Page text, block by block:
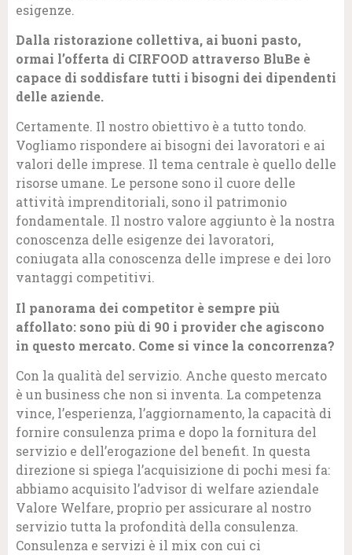
esigenze.
Dalla ristorazione collettiva, ai buoni pasto,
ormai l’offerta di CIRFOOD attraverso BluBe è
capace di soddisfare tutti i bisogni dei dipendenti
delle aziende.
Certamente. Il nostro obiettivo è a tutto tondo.
Vogliamo rispondere ai bisogni dei lavoratori e ai
valori delle imprese. Il tema centrale è quello delle
risorse umane. Le persone sono il cuore delle
attività imprenditoriali, sono il patrimonio
fondamentale. Il nostro valore aggiunto è la nostra
conoscenza delle esigenze dei lavoratori,
coniugata alla conoscenza delle imprese e dei loro
vantaggi competitivi.
Il panorama dei competitor è sempre più
affollato: sono più di 90 i provider che agiscono
in questo mercato. Come si vince la concorrenza?
Con la qualità del servizio. Anche questo mercato
è un business che non si inventa. La competenza
vince, l’esperienza, l’aggiornamento, la capacità di
fornire consulenza prima e dopo la fornitura del
servizio e dell’erogazione del benefit. In questa
direzione si spiega l’acquisizione di pochi mesi fa:
abbiamo acquisito l’advisor di welfare aziendale
Valore Welfare, proprio per assicurare al nostro
servizio tutta la profondità della consulenza.
Consulenza e servizi è il mix con cui ci